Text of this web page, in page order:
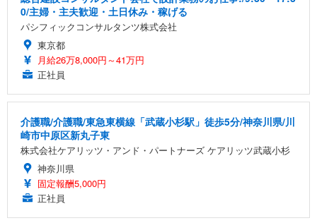
0/主婦・主夫歓迎・土日休み・稼げる
パシフィックコンサルタンツ株式会社
東京都
月給26万8,000円～41万円
正社員
介護職/介護職/東急東横線「武蔵小杉駅」徒歩5分/神奈川県/川
崎市中原区新丸子東
株式会社ケアリッツ・アンド・パートナーズ ケアリッツ武蔵小杉
神奈川県
固定報酬5,000円
正社員